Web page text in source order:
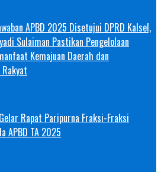
APBD 2025 Disetujui DPRD Kalsel,
Sulaiman Pastikan Pengelolaan
Kemajuan Daerah dan
Rapat Paripurna Fraksi-Fraksi
APBD TA 2025